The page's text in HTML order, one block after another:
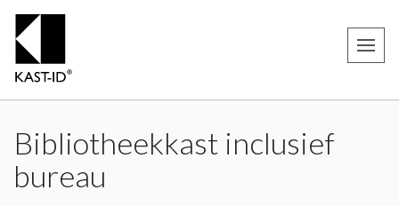
Bibliotheekkast inclusief
bureau